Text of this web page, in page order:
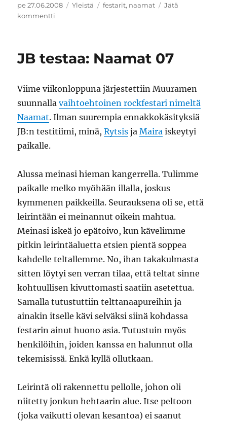
Julkaistu
pe 27.06.2008 Kategoriat
Yleistä Avainsanat
festarit, naamat
Jätä
kommentti
JB testaa: Naamat 07
Viime viikonloppuna järjestettiin Muuramen
suunnallavaihtoehtoinen rockfestari nimeltä
Naamat. Ilman suurempia ennakkokäsityksiä
JB:n testitiimi, minä,Rytsis jaMaira iskeytyi
paikalle.
Alussa meinasi hieman kangerrella. Tulimme
paikalle melko myöhään illalla, joskus
kymmenen paikkeilla. Seurauksena oli se, että
leirintään ei meinannut oikein mahtua.
Meinasi iskeä jo epätoivo, kun kävelimme
pitkin leirintäaluetta etsien pientä soppea
kahdelle teltallemme. No, ihan takakulmasta
sitten löytyi sen verran tilaa, että teltat sinne
kohtuullisen kivuttomasti saatiin asetettua.
Samalla tutustuttiin telttanaapureihin ja
ainakin itselle kävi selväksi siinä kohdassa
festarin ainut huono asia. Tutustuin myös
henkilöihin, joiden kanssa en halunnut olla
tekemisissä. Enkä kyllä ollutkaan.
Leirintä oli rakennettu pellolle, johon oli
niitetty jonkun hehtaarin alue. Itse peltoon
(joka vaikutti olevan kesantoa) ei saanut